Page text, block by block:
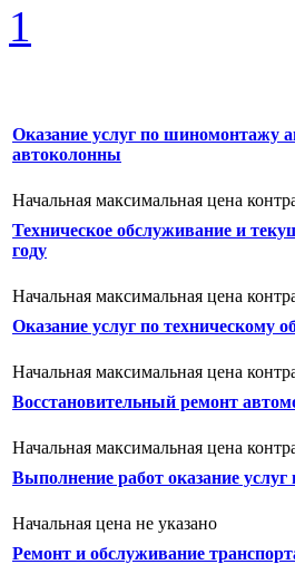
1
Оказание услуг по шиномонтажу
автоколонны
Начальная максимальная цена
Техническое обслуживание и
году
Начальная максимальная цена
Оказание услуг по техническому
Начальная максимальная цена
Восстановительный ремонт
Начальная максимальная цена
Выполнение работ оказание
Начальная цена не указано
Ремонт и обслуживание